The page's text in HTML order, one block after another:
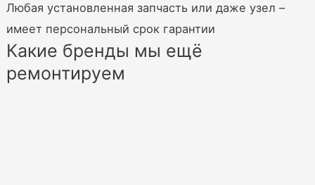
Любая установленная запчасть или даже узел –
имеет персональный срок гарантии
Какие бренды мы ещё
ремонтируем